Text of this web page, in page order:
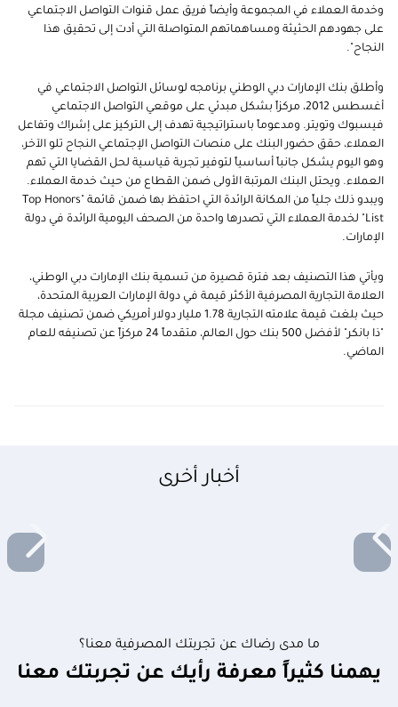
وخدمة العملاء في المجموعة وأيضاً فريق عمل قنوات التواصل الاجتماعي
على جهودهم الحثيثة ومساهماتهم المتواصلة التي أدت إلى تحقيق هذا
النجاح".
وأطلق بنك الإمارات دبي الوطني برنامجه لوسائل التواصل الاجتماعي في
أغسطس 2012، مركزاً بشكل مبدئي على موقعي التواصل الاجتماعي
فيسبوك وتويتر. ومدعوماً باستراتيجية تهدف إلى التركيز على إشراك وتفاعل
العملاء، حقق حضور البنك على منصات التواصل الإجتماعي النجاح تلو الآخر،
وهو اليوم يشكل جانباً أساسياً لتوفير تجربة قياسية لحل القضايا التي تهم
العملاء. ويحتل البنك المرتبة الأولى ضمن القطاع من حيث خدمة العملاء.
ويبدو ذلك جلياً من المكانة الرائدة التي احتفظ بها ضمن قائمة "Top Honors
List" لخدمة العملاء التي تصدرها واحدة من الصحف اليومية الرائدة في دولة
الإمارات.
ويأتي هذا التصنيف بعد فترة قصيرة من تسمية بنك الإمارات دبي الوطني،
العلامة التجارية المصرفية الأكثر قيمة في دولة الإمارات العربية المتحدة،
حيث بلغت قيمة علامته التجارية 1.78 مليار دولار أمريكي ضمن تصنيف مجلة
"ذا بانكر" لأفضل 500 بنك حول العالم، متقدماً 24 مركزاً عن تصنيفه للعام
الماضي.
أخبار أخرى
ما مدى رضاك عن تجربتك المصرفية معنا؟
يهمنا كثيراً معرفة رأيك عن تجربتك معنا